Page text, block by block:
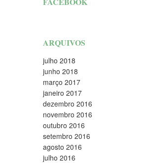
ARQUIVOS
julho 2018
junho 2018
março 2017
janeiro 2017
dezembro 2016
novembro 2016
outubro 2016
setembro 2016
agosto 2016
julho 2016